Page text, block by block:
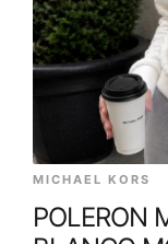
MICHAEL KORS
POLERON